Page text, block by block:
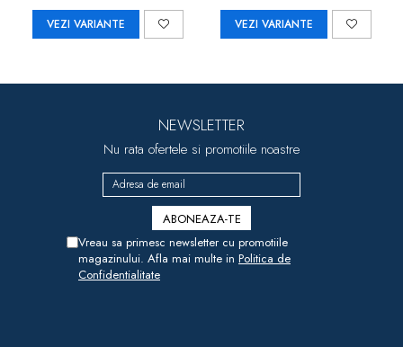
VEZI VARIANTE VEZI VARIANTE
NEWSLETTER
Nu rata ofertele si promotiile noastre
Vreau sa primesc newsletter cu promotiile
magazinului. Afla mai multe in Politica de
Confidentialitate